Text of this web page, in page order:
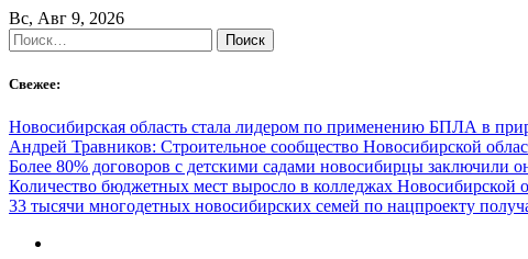
Skip
to
content
Вс, Авг 9, 2026
Найти:
Свежее:
Новосибирская область стала лидером по применению БПЛА в
Андрей Травников: Строительное сообщество Новосибирской
Более 80% договоров с детскими садами новосибирцы
Количество бюджетных мест выросло в колледжах Новосибирской
33 тысячи многодетных новосибирских семей по нацпроекту